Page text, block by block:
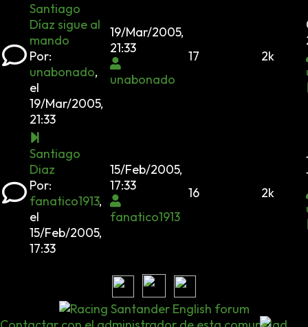
Santiago
Díaz sigue al
mando
Por:
unabonado,
el
19/Mar/2005,
21:33
19/Mar/2005,
21:33
unabonado
17 2k
Santiago
Diaz
Por:
fanatico1913,
el
15/Feb/2005,
17:33
15/Feb/2005,
17:33
fanatico1913
16 2k